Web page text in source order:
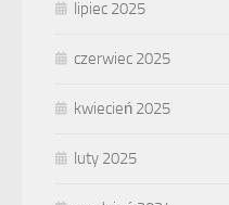
lipiec 2025
czerwiec 2025
kwiecień 2025
luty 2025